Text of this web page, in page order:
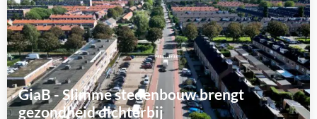
GiaB - Slimme stedenbouw brengt
gezondheid dichterbij